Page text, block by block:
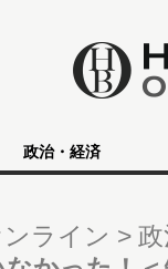
政治・経済
ライン